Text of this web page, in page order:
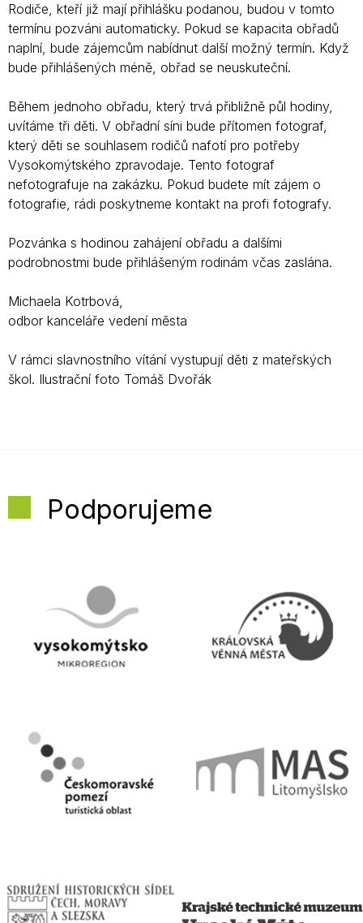
Rodiče, kteří již mají přihlášku podanou, budou v tomto
termínu pozváni automaticky. Pokud se kapacita obřadů
naplní, bude zájemcům nabídnut další možný termín. Když
bude přihlášených méně, obřad se neuskuteční.
Během jednoho obřadu, který trvá přibližně půl hodiny,
uvítáme tři děti. V obřadní síni bude přítomen fotograf,
který děti se souhlasem rodičů nafotí pro potřeby
Vysokomýtského zpravodaje. Tento fotograf
nefotografuje na zakázku. Pokud budete mít zájem o
fotografie, rádi poskytneme kontakt na profi fotografy.
Pozvánka s hodinou zahájení obřadu a dalšími
podrobnostmi bude přihlášeným rodinám včas zaslána.
Michaela Kotrbová,
odbor kanceláře vedení města
V rámci slavnostního vítání vystupují děti z mateřských
škol. Ilustrační foto Tomáš Dvořák
Podporujeme